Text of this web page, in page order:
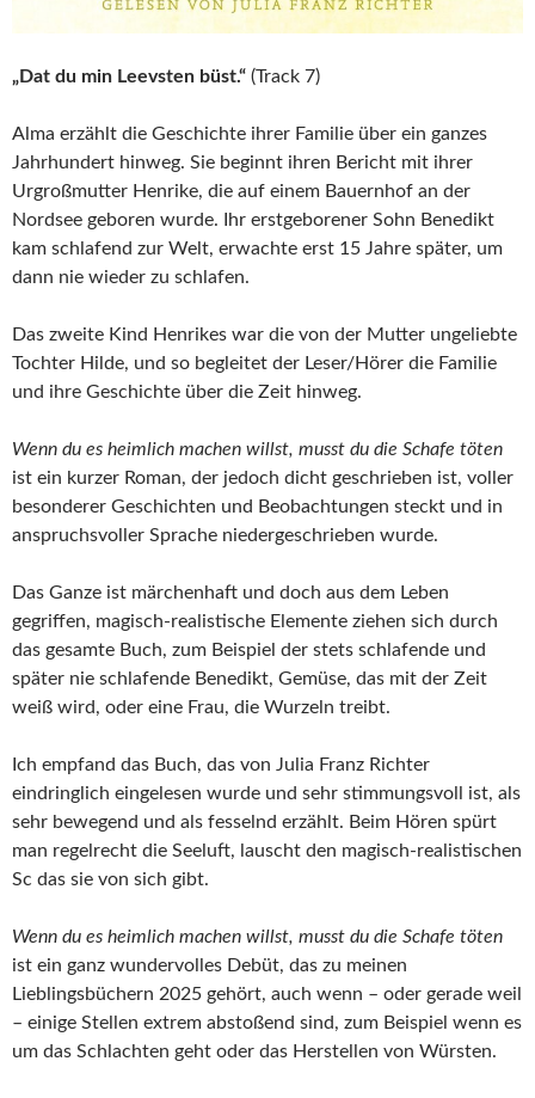
„Dat du min Leevsten büst.“ (Track 7)
Alma erzählt die Geschichte ihrer Familie über ein ganzes
Jahrhundert hinweg. Sie beginnt ihren Bericht mit ihrer
Urgroßmutter Henrike, die auf einem Bauernhof an der
Nordsee geboren wurde. Ihr erstgeborener Sohn Benedikt
kam schlafend zur Welt, erwachte erst 15 Jahre später, um
dann nie wieder zu schlafen.
Das zweite Kind Henrikes war die von der Mutter ungeliebte
Tochter Hilde, und so begleitet der Leser/Hörer die Familie
und ihre Geschichte über die Zeit hinweg.
Wenn du es heimlich machen willst, musst du die Schafe töten
ist ein kurzer Roman, der jedoch dicht geschrieben ist, voller
besonderer Geschichten und Beobachtungen steckt und in
anspruchsvoller Sprache niedergeschrieben wurde.
Das Ganze ist märchenhaft und doch aus dem Leben
gegriffen, magisch-realistische Elemente ziehen sich durch
das gesamte Buch, zum Beispiel der stets schlafende und
später nie schlafende Benedikt, Gemüse, das mit der Zeit
weiß wird, oder eine Frau, die Wurzeln treibt.
Ich empfand das Buch, das von Julia Franz Richter
eindringlich eingelesen wurde und sehr stimmungsvoll ist, als
sehr bewegend und als fesselnd erzählt. Beim Hören spürt
man regelrecht die Seeluft, lauscht den magisch-realistischen
Sc das sie von sich gibt.
Wenn du es heimlich machen willst, musst du die Schafe töten
ist ein ganz wundervolles Debüt, das zu meinen
Lieblingsbüchern 2025 gehört, auch wenn – oder gerade weil
– einige Stellen extrem abstoßend sind, zum Beispiel wenn es
um das Schlachten geht oder das Herstellen von Würsten.